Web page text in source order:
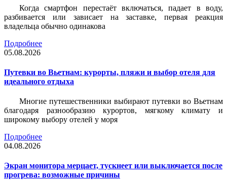
Когда смартфон перестаёт включаться, падает в воду,
разбивается или зависает на заставке, первая реакция
владельца обычно одинакова
Подробнее
05.08.2026
Путевки во Вьетнам: курорты, пляжи и выбор отеля для
идеального отдыха
Многие путешественники выбирают путевки во Вьетнам
благодаря разнообразию курортов, мягкому климату и
широкому выбору отелей у моря
Подробнее
04.08.2026
Экран монитора мерцает, тускнеет или выключается после
прогрева: возможные причины